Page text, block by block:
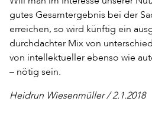
gutes Gesamtergebnis bei der
erreichen, so wird künftig ein
durchdachter Mix von
von intellektueller ebenso wie
– nötig sein.
Heidrun Wiesenmüller / 2.1.2018